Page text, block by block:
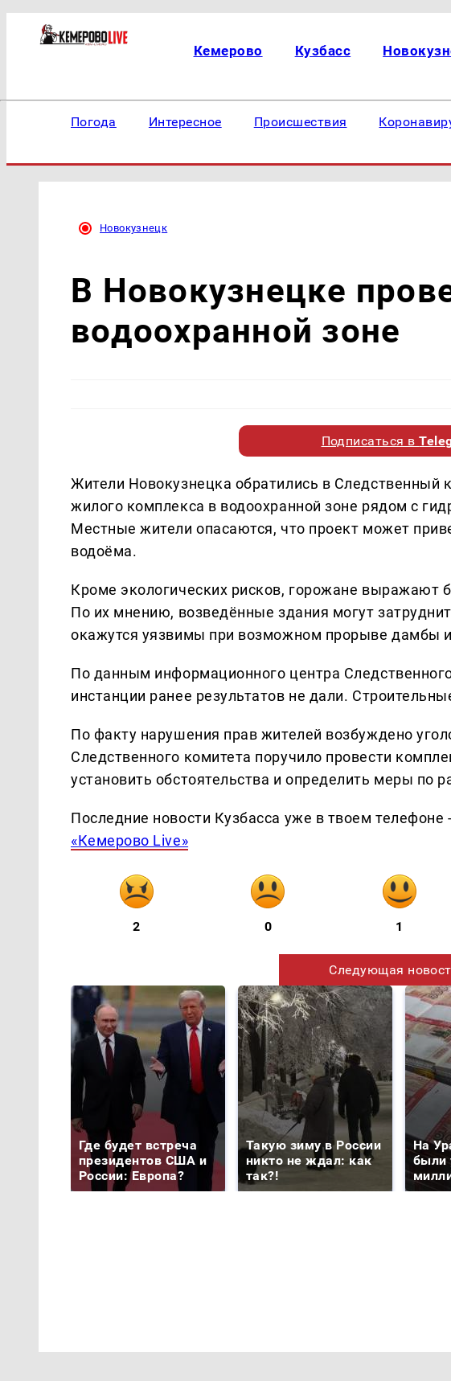
Кемерово Кузбасс
Погода Интересное Происшествия
Новокузнецк
В Новокузнецке
водоохранной зоне
Подписаться в
Жители Новокузнецка обратились в Следственный
жилого комплекса в водоохранной зоне рядом с
Местные жители опасаются, что проект может
водоёма.
Кроме экологических рисков, горожане выражают
По их мнению, возведённые здания могут
окажутся уязвимы при возможном прорыве дамбы
По данным информационного центра
инстанции ранее результатов не дали.
По факту нарушения прав жителей возбуждено
Следственного комитета поручило провести
установить обстоятельства и определить меры по
Последние новости Кузбасса уже в твоем телефоне
«Кемерово Live»
2 0 1
Следующая
Где будет встреча
президентов США и
России: Европа?
Такую зиму в России
никто не ждал: как
так?!
На
были